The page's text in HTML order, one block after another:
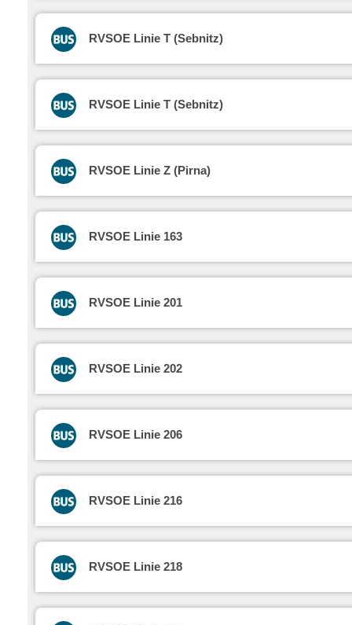
RVSOE Linie T (Sebnitz)
RVSOE Linie T (Sebnitz)
RVSOE Linie Z (Pirna)
RVSOE Linie 163
RVSOE Linie 201
RVSOE Linie 202
RVSOE Linie 206
RVSOE Linie 216
RVSOE Linie 218